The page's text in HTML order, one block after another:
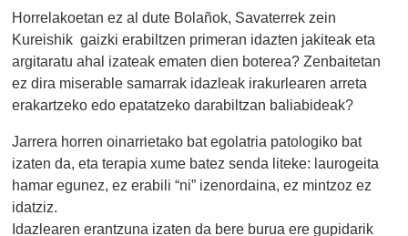
Horrelakoetan ez al dute Bolañok, Savaterrek zein
Kureishik gaizki erabiltzen primeran idazten jakiteak eta
argitaratu ahal izateak ematen dien boterea? Zenbaitetan
ez dira miserable samarrak idazleak irakurlearen arreta
erakartzeko edo epatatzeko darabiltzan baliabideak?
Jarrera horren oinarrietako bat egolatria patologiko bat
izaten da, eta terapia xume batez senda liteke: laurogeita
hamar egunez, ez erabili “ni” izenordaina, ez mintzoz ez
idatziz.
Idazlearen erantzuna izaten da bere burua ere gupidarik